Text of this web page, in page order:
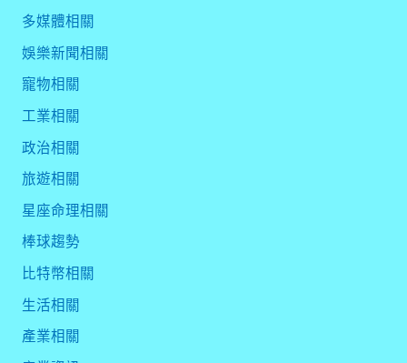
多媒體相關
娛樂新聞相關
寵物相關
工業相關
政治相關
旅遊相關
星座命理相關
棒球趨勢
比特幣相關
生活相關
產業相關